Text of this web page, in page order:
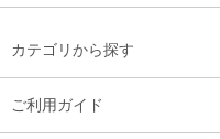
大満足です！
カテゴリから探す
ご利用ガイド